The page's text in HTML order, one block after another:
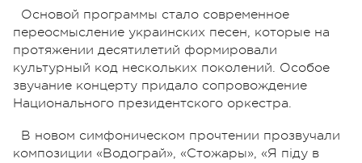
Основой программы стало современное
переосмысление украинских песен, которые на
протяжении десятилетий формировали
культурный код нескольких поколений. Особое
звучание концерту придало сопровождение
Национального президентского оркестра.
В новом симфоническом прочтении прозвучали
композиции «Водограй», «Стожары», «Я піду в